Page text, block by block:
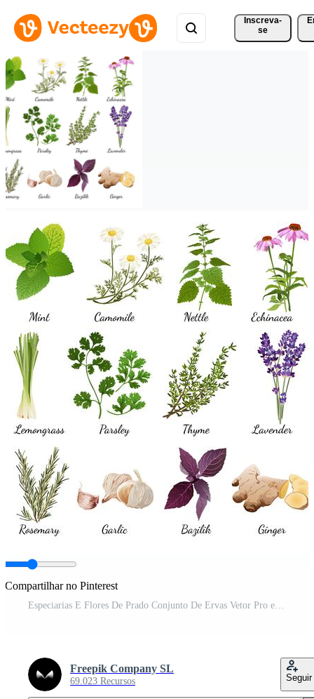
Inscreva-
se
Compartilhar no Pinterest
Especiarias E Flores De Prado Conjunto De Ervas Vetor Pro e SVG Pro
Freepik Company SL
69.023 Recursos Seguir